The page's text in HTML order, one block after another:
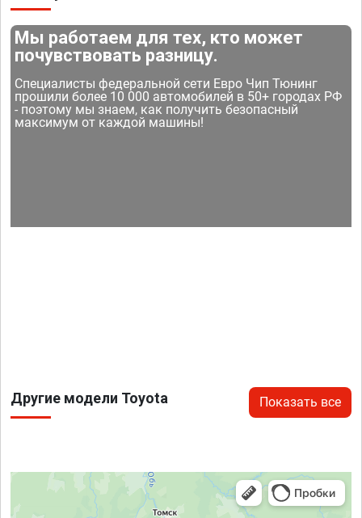
Мы работаем для тех, кто может
почувствовать разницу.
Специалисты федеральной сети Евро Чип Тюнинг
прошили более 10 000 автомобилей в 50+ городах РФ
- поэтому мы знаем, как получить безопасный
максимум от каждой машины!
Другие модели Toyota Показать все